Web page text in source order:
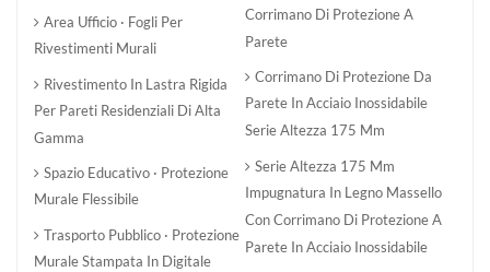
Area Ufficio · Fogli Per
Rivestimenti Murali
Rivestimento In Lastra Rigida
Per Pareti Residenziali Di Alta
Gamma
Spazio Educativo · Protezione
Murale Flessibile
Trasporto Pubblico · Protezione
Murale Stampata In Digitale
Corrimano Di Protezione A
Parete
Corrimano Di Protezione Da
Parete In Acciaio Inossidabile
Serie Altezza 175 Mm
Serie Altezza 175 Mm
Impugnatura In Legno Massello
Con Corrimano Di Protezione A
Parete In Acciaio Inossidabile